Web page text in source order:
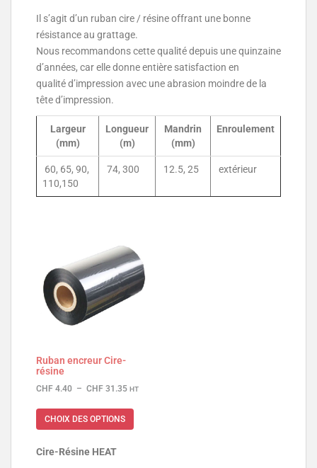
Il s’agit d’un ruban cire / résine offrant une bonne
résistance au grattage.
Nous recommandons cette qualité depuis une quinzaine
d’années, car elle donne entière satisfaction en
qualité d’impression avec une abrasion moindre de la
tête d’impression.
Largeur
(mm)
Longueur
(m)
Mandrin
(mm)
Enroulement
60, 65, 90,
110,150
74, 300 12.5, 25 extérieur
Ruban encreur Cire-
résine
CHF 4.40 – CHF 31.35 HT
CHOIX DES OPTIONS
Cire-Résine HEAT